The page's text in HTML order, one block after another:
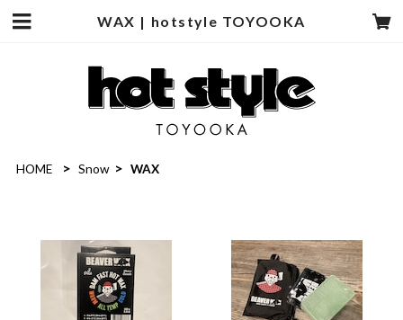
WAX | hotstyle TOYOOKA
HOME Snow WAX